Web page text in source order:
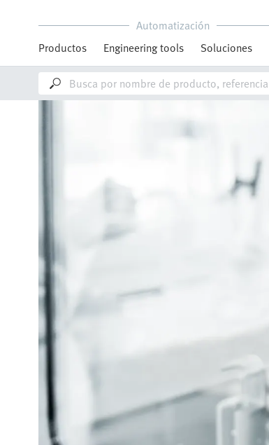
Automatización
Productos
Engineering tools Soluciones